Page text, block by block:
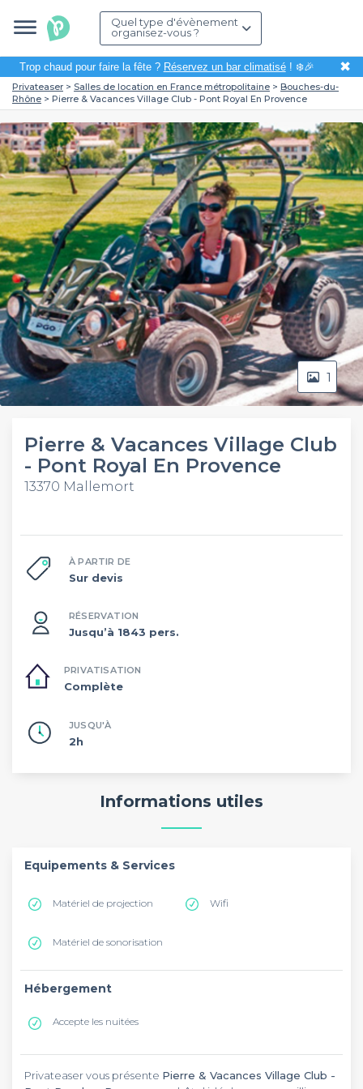
Quel type d'évènement
organisez-vous ?
Trop chaud pour faire la fête ? Réservez un bar climatisé! ❄️🎉 ✖
Privateaser Salles de location en France métropolitaine
Bouches-du-
Rhône
Pierre & Vacances Village Club - Pont Royal En Provence
1
Pierre & Vacances Village Club
- Pont Royal En Provence
13370 Mallemort
À PARTIR DE
Sur devis
RÉSERVATION
Jusqu’à 1843 pers.
PRIVATISATION
Complète
JUSQU'À
2h
Informations utiles
Equipements & Services
Matériel de projection Wifi
Matériel de sonorisation
Hébergement
Accepte les nuitées
Privateaser vous présente Pierre & Vacances Village Club -